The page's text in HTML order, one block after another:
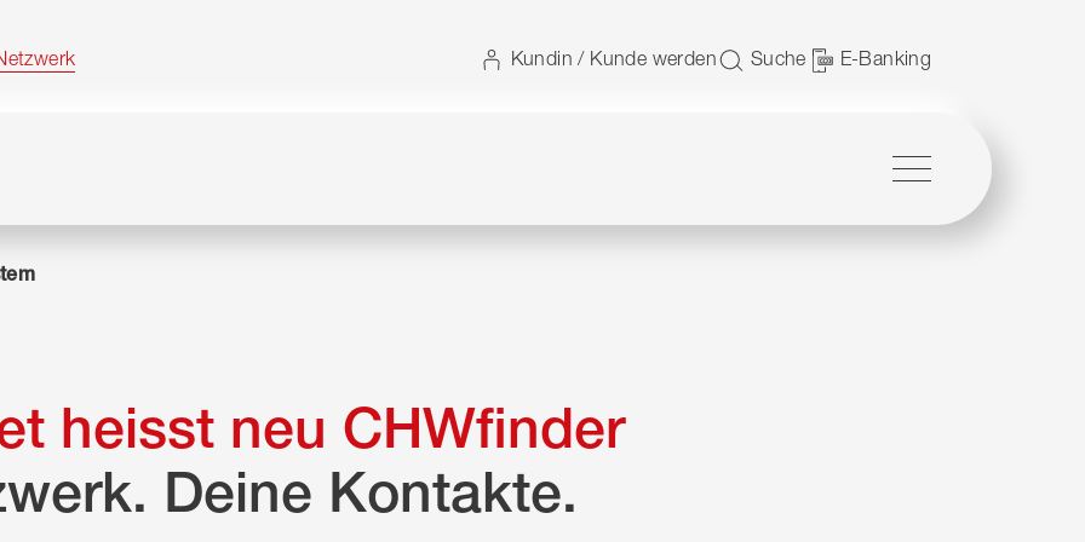
Kundin / Kunde werden Suche E-Banking
heisst neu CHWfinder
Deine Kontakte.